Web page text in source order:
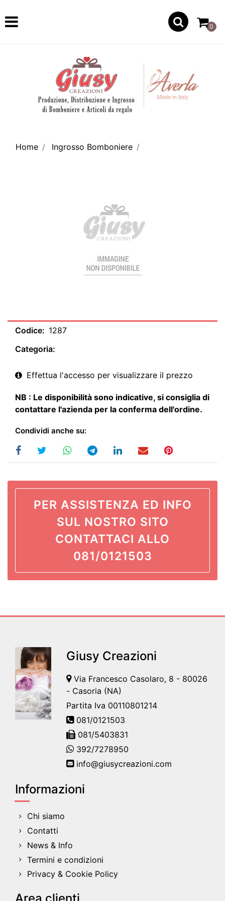
Open
0
Home Ingrosso Bomboniere
Codice: 1287
Categoria:
Effettua l'accesso per visualizzare il prezzo
NB : Le disponibilità sono indicative, si consiglia di
contattare l'azienda per la conferma dell'ordine.
Condividi anche su:
PER ASSISTENZA ED INFO
SUL NOSTRO SITO
CONTATTACI ALLO
081/0121503
Giusy Creazioni
Via Francesco Casolaro, 8 - 80026
- Casoria (NA)
Partita Iva 00110801214
081/0121503
081/5403831
392/7278950
info@giusycreazioni.com
Informazioni
Chi siamo
Contatti
News & Info
Termini e condizioni
Privacy & Cookie Policy